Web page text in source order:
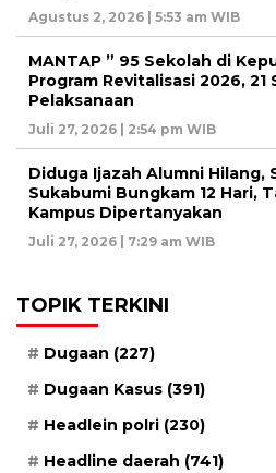
Agustus 2, 2026 | 5:53 am WIB
MANTAP ” 95 Sekolah di
Program Revitalisasi 2026,
Pelaksanaan
Juli 27, 2026 | 2:54 pm WIB
Diduga Ijazah Alumni Hilang,
Sukabumi Bungkam 12 Hari,
Kampus Dipertanyakan
Juli 27, 2026 | 7:29 am WIB
TOPIK TERKINI
Dugaan (227)
Dugaan Kasus (391)
Headlein polri (230)
Headline daerah (741)